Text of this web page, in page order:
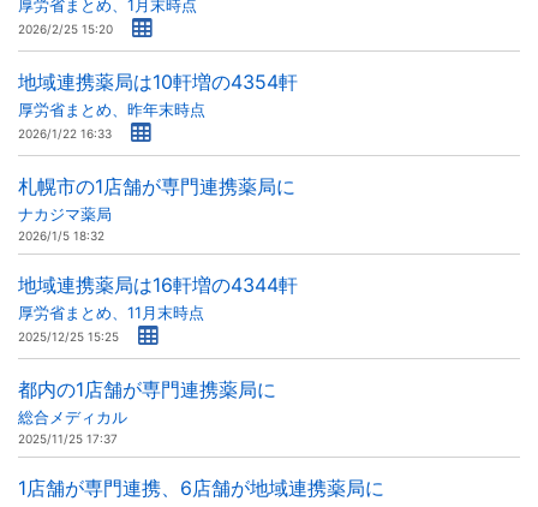
厚労省まとめ、1月末時点
2026/2/25 15:20
地域連携薬局は10軒増の4354軒
厚労省まとめ、昨年末時点
2026/1/22 16:33
札幌市の1店舗が専門連携薬局に
ナカジマ薬局
2026/1/5 18:32
地域連携薬局は16軒増の4344軒
厚労省まとめ、11月末時点
2025/12/25 15:25
都内の1店舗が専門連携薬局に
総合メディカル
2025/11/25 17:37
1店舗が専門連携、6店舗が地域連携薬局に